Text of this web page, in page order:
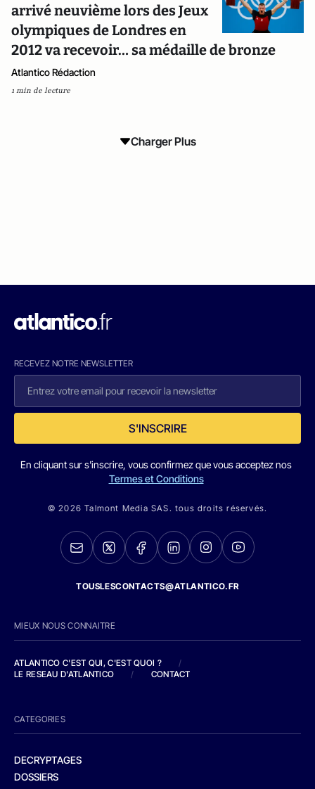
arrivé neuvième lors des Jeux
olympiques de Londres en
2012 va recevoir… sa médaille de bronze
Atlantico Rédaction
1 min de lecture
Charger Plus
RECEVEZ NOTRE NEWSLETTER
S'INSCRIRE
En cliquant sur s'inscrire, vous confirmez que vous acceptez nos
Termes et Conditions
© 2026 Talmont Media SAS. tous droits réservés.
TOUSLESCONTACTS@ATLANTICO.FR
MIEUX NOUS CONNAITRE
ATLANTICO C'EST QUI, C'EST QUOI ?
/
LE RESEAU D'ATLANTICO
/ CONTACT
CATEGORIES
DECRYPTAGES
DOSSIERS